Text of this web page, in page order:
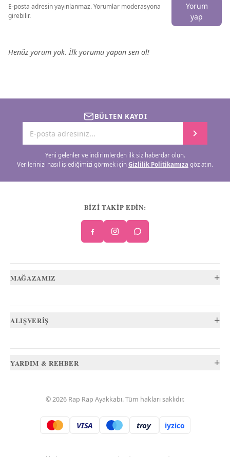
E-posta adresin yayınlanmaz. Yorumlar moderasyona
girebilir.
Yorum
yap
Henüz yorum yok. İlk yorumu yapan sen ol!
BÜLTEN KAYDI
Yeni gelenler ve indirimlerden ilk siz haberdar olun.
Verilerinizi nasıl işlediğimizi görmek için Gizlilik Politikamıza göz atın.
BİZİ TAKİP EDİN:
MAĞAZAMIZ +
ALIŞVERİŞ +
YARDIM & REHBER +
©2026 Rap Rap Ayakkabı. Tüm hakları saklıdır.
VISA troy. iyzico